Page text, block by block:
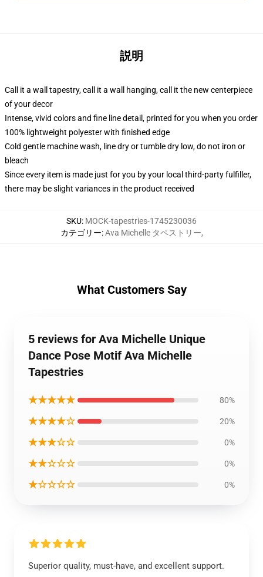
説明
Call it a wall tapestry, call it a wall hanging, call it the new centerpiece
of your decor
Intense, vivid colors and fine line detail, printed for you when you order
100% lightweight polyester with finished edge
Cold gentle machine wash, line dry or tumble dry low, do not iron or
bleach
Since every item is made just for you by your local third-party fulfiller,
there may be slight variances in the product received
SKU: MOCK-tapestries-1745230036
カテゴリー:Ava Michelle タペストリー,
What Customers Say
5 reviews for Ava Michelle Unique
Dance Pose Motif Ava Michelle
Tapestries
★★★★★ 80%
★★★★☆ 20%
★★★☆☆ 0%
★★☆☆☆ 0%
★☆☆☆☆ 0%
Superior quality, must-have, and excellent support.